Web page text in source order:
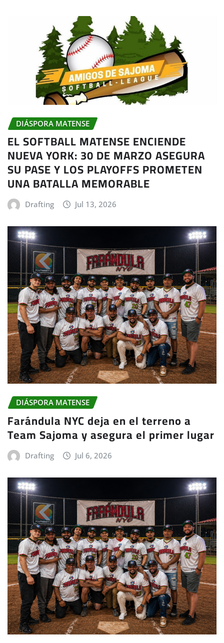
DIÁSPORA MATENSE
EL SOFTBALL MATENSE ENCIENDE
NUEVA YORK: 30 DE MARZO ASEGURA
SU PASE Y LOS PLAYOFFS PROMETEN
UNA BATALLA MEMORABLE
Drafting Jul 13, 2026
DIÁSPORA MATENSE
Farándula NYC deja en el terreno a
Team Sajoma y asegura el primer lugar
Drafting Jul 6, 2026